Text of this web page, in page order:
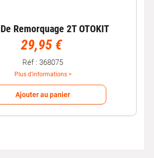
une panne, un incident ou un besoin
un véhicule, la barre de remorquage
un outil simple, efficace et durable.
Autobacs des modèles robustes, faciles
choisissez votre barre de remorquage
sûr, pratique et serein.
Remorquage 2T OTOKIT
29,95 €
Réf : 368075
Plus d'informations >
Ajouter au panier